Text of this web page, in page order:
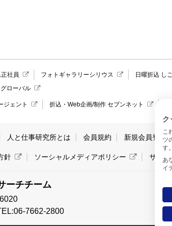
社員 フォトギャラリーシリウス 日曜折込 し
ローバル
ジェント 折込・Web企画/制作 セブンネット
人と仕事研究所とは 会員規約 新規会員登録
針 ソーシャルメディアポリシー サイ
ーチチーム
7662-2800
ク
こ
ツ
す
あ
イ